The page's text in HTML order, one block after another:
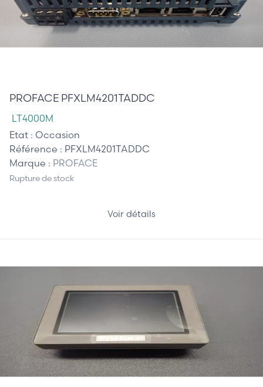
PROFACE PFXLM4201TADDC
LT4000M
Etat : Occasion
Référence : PFXLM4201TADDC
Marque : PROFACE
Rupture de stock
Voir détails